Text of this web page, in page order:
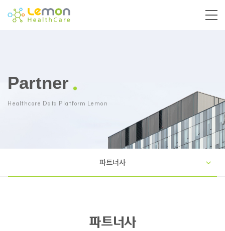
Partner
Healthcare Data Platform Lemon
파트너사
파트너사